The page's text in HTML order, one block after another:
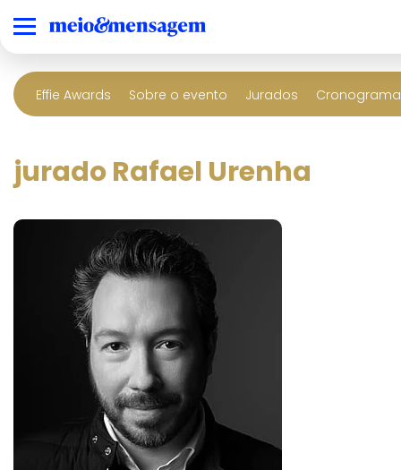
Effie Awards Sobre o evento Jurados
jurado Rafael Urenha